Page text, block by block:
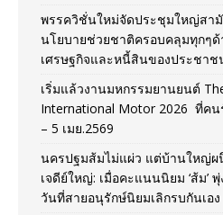
พรรควิชั่นใหม่จัดประชุมใหญ่สา
นโยบายช่วยชาติครอบคลุมทุกๆ
เศรษฐกิจและหนี้สินของประชาช
เริ่มแล้วงานมหกรรมยานยนต์
International Motor 2026 ที่คน
– 5 เมย.2569
นครปฐมส้มไม่แผ่ว แต่บ้านใหญ่ผ
เจดีย์ใหญ่: เมื่อคะแนนนิยม ‘ส้ม’
วันที่สายอนุรักษ์นิยมเลิกรบกันเอง